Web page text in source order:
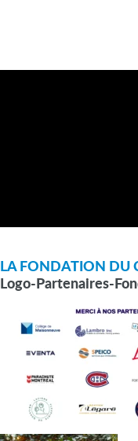
LA FONDATION DU
Logo-Partenaires-